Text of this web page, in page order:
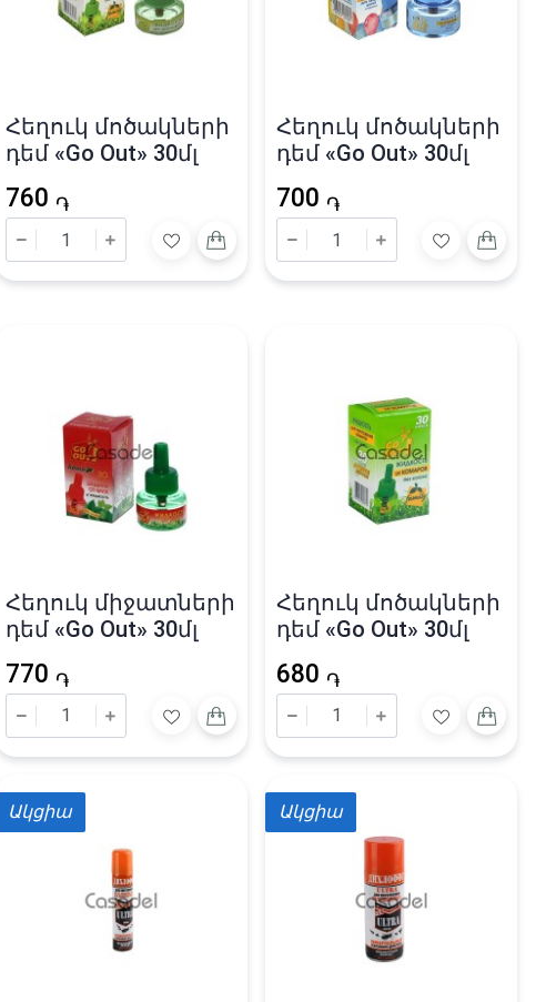
Հեղուկ մոծակների
դեմ «Go Out» 30մլ
760 ֏
Հեղուկ մոծակների
դեմ «Go Out» 30մլ
700 ֏
Հեղուկ միջատների
դեմ «Go Out» 30մլ
770 ֏
Հեղուկ մոծակների
դեմ «Go Out» 30մլ
680 ֏
Ակցիա Ակցիա